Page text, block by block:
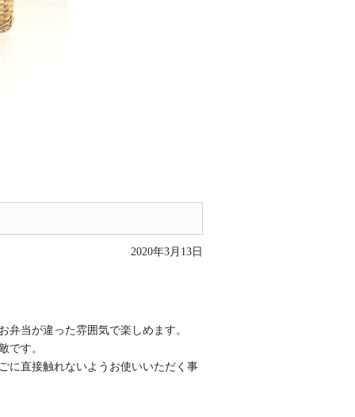
2020年3月13日
当が違った雰囲気で楽しめます。
です。
に直接触れないようお使いいただく事